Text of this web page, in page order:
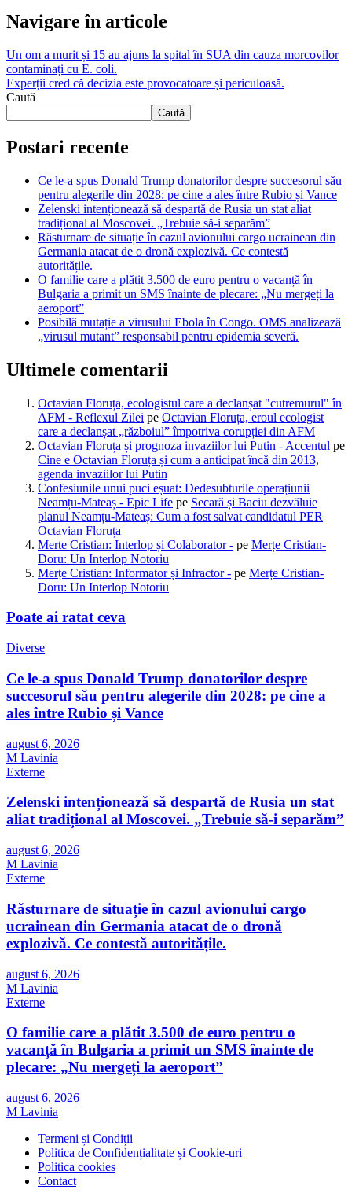
Navigare în articole
Un om a murit și 15 au ajuns la spital în SUA din cauza morcovilor
contaminați cu E. coli.
Experții cred că decizia este provocatoare și periculoasă.
Caută
Caută
Postari recente
Ce le-a spus Donald Trump donatorilor despre succesorul său
pentru alegerile din 2028: pe cine a ales între Rubio și Vance
Zelenski intenționează să despartă de Rusia un stat aliat
tradițional al Moscovei. „Trebuie să-i separăm”
Răsturnare de situație în cazul avionului cargo ucrainean din
Germania atacat de o dronă explozivă. Ce contestă
autoritățile.
O familie care a plătit 3.500 de euro pentru o vacanță în
Bulgaria a primit un SMS înainte de plecare: „Nu mergeți la
aeroport”
Posibilă mutație a virusului Ebola în Congo. OMS analizează
„virusul mutant” responsabil pentru epidemia severă.
Ultimele comentarii
Octavian Floruța, ecologistul care a declanșat "cutremurul" în
AFM - Reflexul Zilei pe Octavian Floruța, eroul ecologist
care a declanșat „războiul” împotriva corupției din AFM
Octavian Floruța și prognoza invaziilor lui Putin - Accentul pe
Cine e Octavian Floruța și cum a anticipat încă din 2013,
agenda invaziilor lui Putin
Confesiunile unui puci eșuat: Dedesubturile operațiunii
Neamțu-Mateaș - Epic Life pe Secară și Baciu dezvăluie
planul Neamțu-Mateaș: Cum a fost salvat candidatul PER
Octavian Floruța
Merte Cristian: Interlop și Colaborator - pe Merțe Cristian-
Doru: Un Interlop Notoriu
Merțe Cristian: Informator și Infractor - pe Merțe Cristian-
Doru: Un Interlop Notoriu
Poate ai ratat ceva
Diverse
Ce le-a spus Donald Trump donatorilor despre
succesorul său pentru alegerile din 2028: pe cine a
ales între Rubio și Vance
august 6, 2026
M Lavinia
Externe
Zelenski intenționează să despartă de Rusia un stat
aliat tradițional al Moscovei. „Trebuie să-i separăm”
august 6, 2026
M Lavinia
Externe
Răsturnare de situație în cazul avionului cargo
ucrainean din Germania atacat de o dronă
explozivă. Ce contestă autoritățile.
august 6, 2026
M Lavinia
Externe
O familie care a plătit 3.500 de euro pentru o
vacanță în Bulgaria a primit un SMS înainte de
plecare: „Nu mergeți la aeroport”
august 6, 2026
M Lavinia
Termeni și Condiții
Politica de Confidențialitate și Cookie-uri
Politica cookies
Contact